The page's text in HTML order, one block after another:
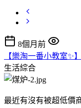
8個月前
【樂淘一番小教室✨】
生活綜合
最近有沒有被超低價